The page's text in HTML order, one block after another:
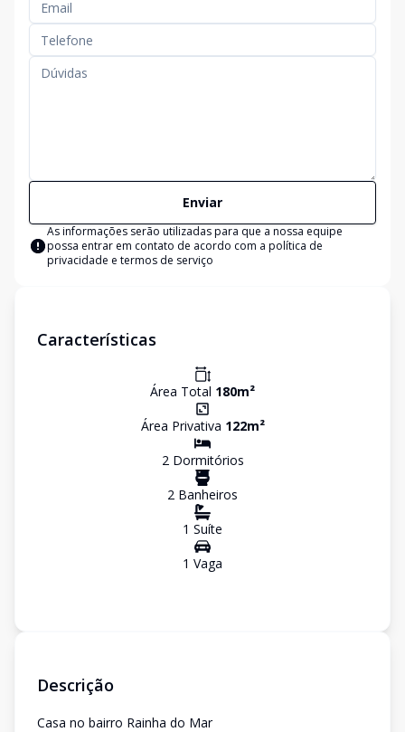
Enviar
As informações serão utilizadas para que a nossa equipe
possa entrar em contato de acordo com a política de
privacidade e termos de serviço
Características
Área Total 180m²
Área Privativa 122m²
2Dormitórios
2 Banheiros
1 Suíte
1 Vaga
Descrição
Casa no bairro Rainha do Mar